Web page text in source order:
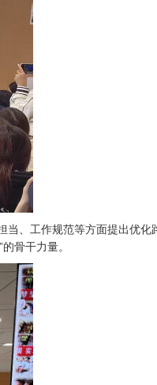
、工作规范等方面提出优化
骨干力量。